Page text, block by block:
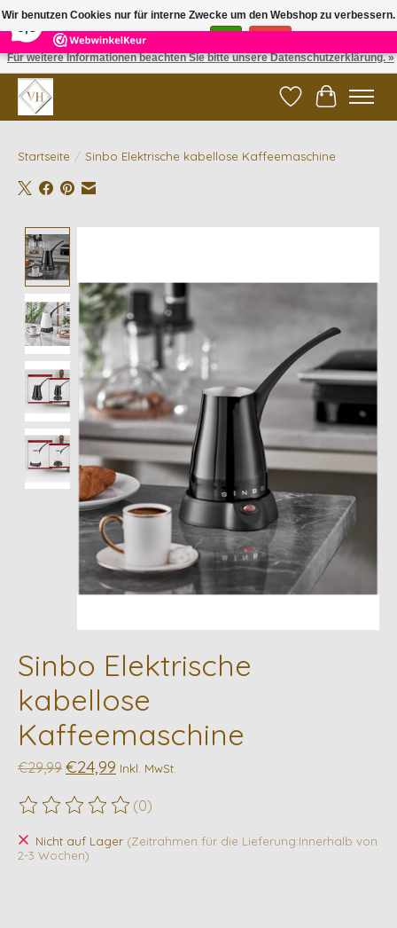
5 Reviews ×
✓ Gratis verzending vanaf €200 | ✓ 14 dagen retourneren
Wunschzettel
Ihr
Startseite / Sinbo Elektrische kabellose Kaffeemaschine
Sinbo Elektrische
kabellose
Kaffeemaschine
€29,99 €24,99 Inkl. MwSt.
Die Bewertung dieses Produkts ist
(0)
Nicht auf Lager (Zeitrahmen für die Lieferung:Innerhalb von
2-3 Wochen)
Wir benutzen Cookies nur für interne Zwecke um den Webshop zu verbessern.
Ist das in Ordnung?
Für weitere Informationen beachten Sie bitte unsere Datenschutzerklärung. »